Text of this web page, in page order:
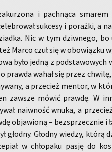
i pach­ną­ca
suk­ce­sy i po­raż­ki, a
Nic w tym dziw­ne­go,
Marco czuł się w obo­wiąz­ku
było jedną z
praw­da wahał się przez
a prze­cież men­tor, w
za­wsze mówić praw­dę. W
na­iw­ność wnuka, a
ob­ja­wio­ną – bez­sprzecz­nie i
głod­ny. Głod­ny wie­dzy,
w chło­pa­ku pasję do